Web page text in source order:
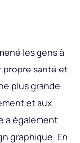
les gens à
propre santé et
plus grande
et aux
a également
graphique. En